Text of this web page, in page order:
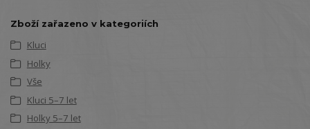
Zboží zařazeno v kategoriích
Kluci
Holky
Vše
Kluci 5–7 let
Holky 5–7 let